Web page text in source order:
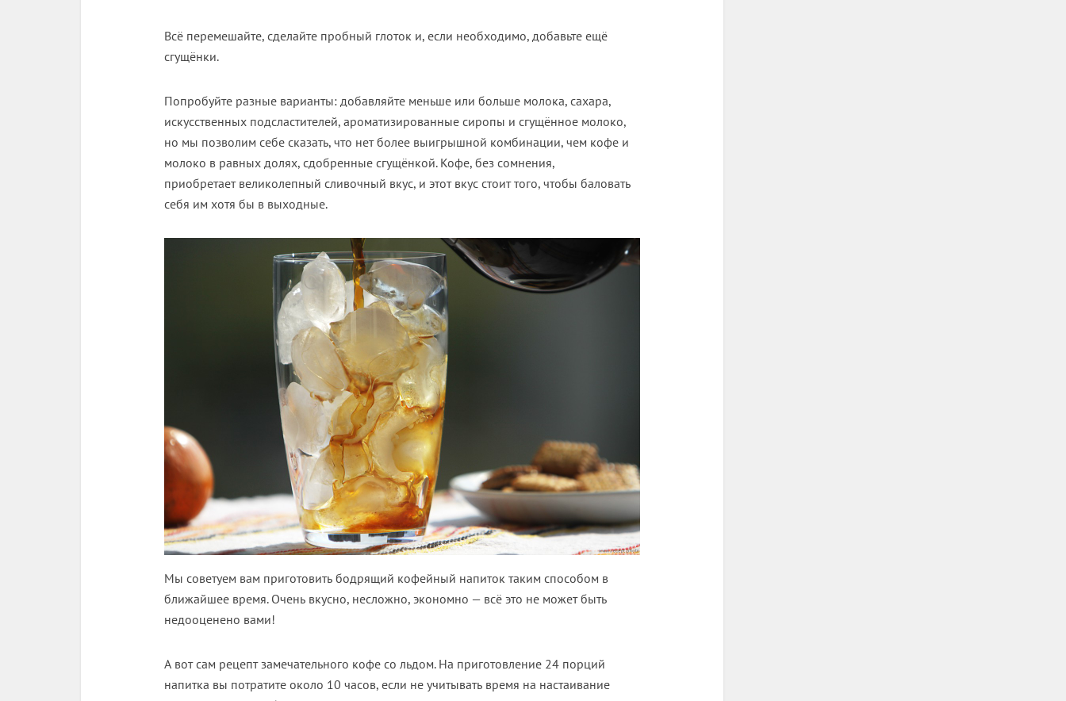
Всё перемешайте, сделайте пробный глоток и, если необходимо, добавьте ещё
сгущёнки.
Попробуйте разные варианты: добавляйте меньше или больше молока, сахара,
искусственных подсластителей, ароматизированные сиропы и сгущённое молоко,
но мы позволим себе сказать, что нет более выигрышной комбинации, чем кофе и
молоко в равных долях, сдобренные сгущёнкой. Кофе, без сомнения,
приобретает великолепный сливочный вкус, и этот вкус стоит того, чтобы баловать
себя им хотя бы в выходные.
Мы советуем вам приготовить бодрящий кофейный напиток таким способом в
ближайшее время. Очень вкусно, несложно, экономно — всё это не может быть
недооценено вами!
А вот сам рецепт замечательного кофе со льдом. На приготовление 24 порций
напитка вы потратите около 10 часов, если не учитывать время на настаивание